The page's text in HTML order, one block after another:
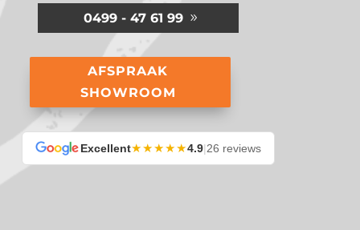
0499 - 47 61 99
AFSPRAAK
SHOWROOM
Excellent★★★★★4.9|26 reviews